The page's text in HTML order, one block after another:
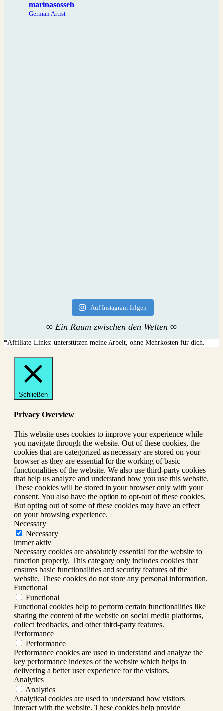
marinasosseh
German Artist
Auf Instagram folgen
∞ Ein Raum zwischen den Welten ∞
Schließen
Privacy Overview
This website uses cookies to improve your experience while
you navigate through the website. Out of these cookies, the
cookies that are categorized as necessary are stored on your
browser as they are essential for the working of basic
functionalities of the website. We also use third-party cookies
that help us analyze and understand how you use this website.
These cookies will be stored in your browser only with your
consent. You also have the option to opt-out of these cookies.
But opting out of some of these cookies may have an effect
on your browsing experience.
Necessary
Necessary
immer aktiv
Necessary cookies are absolutely essential for the website to
function properly. This category only includes cookies that
ensures basic functionalities and security features of the
website. These cookies do not store any personal information.
Functional
Functional
Functional cookies help to perform certain functionalities like
sharing the content of the website on social media platforms,
collect feedbacks, and other third-party features.
Performance
Performance
Performance cookies are used to understand and analyze the
key performance indexes of the website which helps in
delivering a better user experience for the visitors.
Analytics
Analytics
Analytical cookies are used to understand how visitors
interact with the website. These cookies help provide